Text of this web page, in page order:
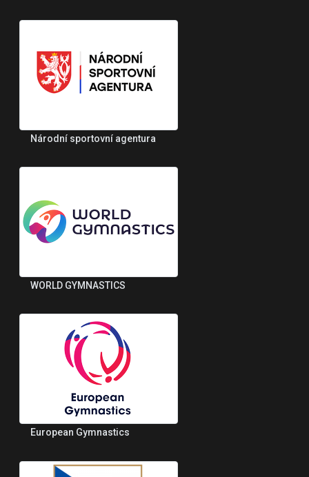
Národní sportovní agentura
WORLD GYMNASTICS
European Gymnastics